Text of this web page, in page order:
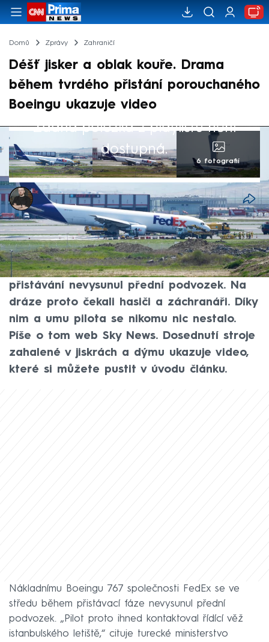
Domů Zprávy Zahraničí
Déšť jisker a oblak kouře. Drama
během tvrdého přistání porouchaného
Boeingu ukazuje video
Žádná položka z playlistu není
dostupná.
6 fotografií
Marek Pausz
8. kvě 2024, 21:48
Dramatické chvíle mají za sebou
zaměstnanci letiště v tureckém Istanbulu.
Nákladnímu Boeingu 767 se během
přistávání nevysunul přední podvozek. Na
dráze proto čekali hasiči a záchranáři. Díky
nim a umu pilota se nikomu nic nestalo.
Píše o tom web Sky News. Dosednutí stroje
zahalené v jiskrách a dýmu ukazuje video,
které si můžete pustit v úvodu článku.
Nákladnímu Boeingu 767 společnosti FedEx se ve
středu během přistávací fáze nevysunul přední
podvozek. „Pilot proto ihned kontaktoval řídící věž
istanbulského letiště,“ cituje turecké ministerstvo